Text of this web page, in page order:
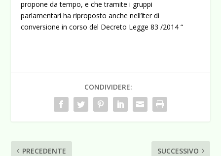
propone da tempo, e che tramite i gruppi
parlamentari ha riproposto anche nell’iter di
conversione in corso del Decreto Legge 83 /2014 “
CONDIVIDERE:
PRECEDENTE SUCCESSIVO